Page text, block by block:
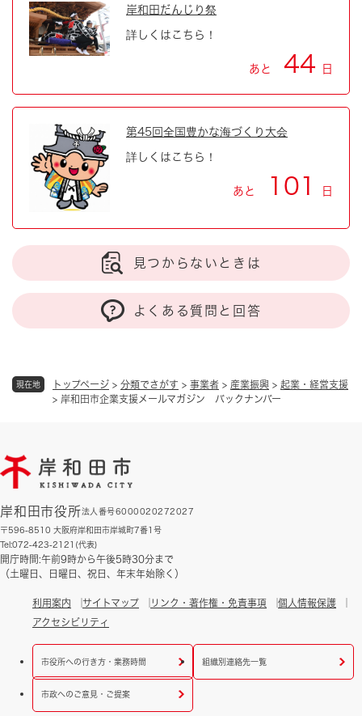
現在地 トップページ > 分類でさがす > 事業者 > 産業振興 > 起業・経営支援
> 岸和田市企業支援メールマガジン バックナンバー
岸和田だんじり祭
詳しくはこちら！
あと 44 日
第45回全国豊かな海づくり大会
詳しくはこちら！
あと 101 日
見つからないときは
よくある質問と回答
岸和田市役所法人番号6000020272027
〒596-8510 大阪府岸和田市岸城町7番1号
Tel:072-423-2121(代表)
開庁時間:午前9時から午後5時30分まで
（土曜日、日曜日、祝日、年末年始除く）
利用案内 サイトマップ リンク・著作権・免責事項
個人情報保護
アクセシビリティ
市役所への行き方・業務時間 組織別連絡先一覧
市政へのご意見・ご提案